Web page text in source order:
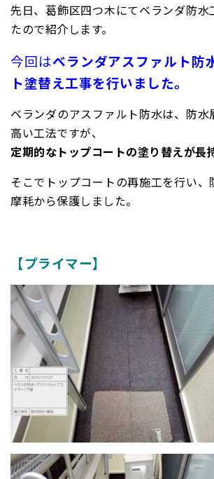
先日、葛飾区四つ木にてベランダ防水
たので紹介します。
今回はベランダアスファルト
ト塗替え工事を行いました。
ベランダのアスファルト防水は、防水
高い工法ですが、
定期的なトップコートの塗り替えが長
そこでトップコートの再施工を行い、
摩耗から保護しました。
【プライマー】